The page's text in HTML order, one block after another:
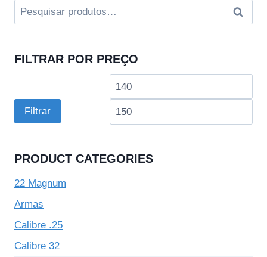
Pesquisar
por:
FILTRAR POR PREÇO
Preço
Filtrar
PRODUCT CATEGORIES
22 Magnum
Armas
Calibre .25
Calibre 32